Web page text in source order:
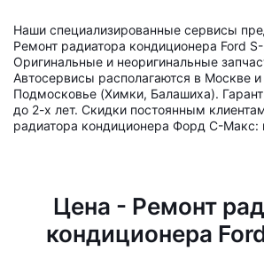
Наши специализированные сервисы
Ремонт радиатора кондиционера Ford S-
Оригинальные и неоригинальные
Автосервисы располагаются в Москве
Подмосковье (Химки, Балашиха).
до 2-х лет. Скидки постоянным
радиатора кондиционера Форд С-Макс:
Цена - Ремонт
кондиционера